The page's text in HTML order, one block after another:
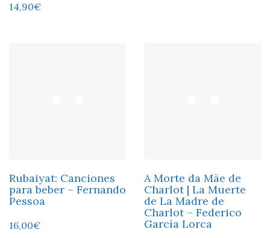
14,90€
Rubaiyat: Canciones
para beber – Fernando
Pessoa
16,00€
A Morte da Mãe de
Charlot | La Muerte
de La Madre de
Charlot – Federico
García Lorca